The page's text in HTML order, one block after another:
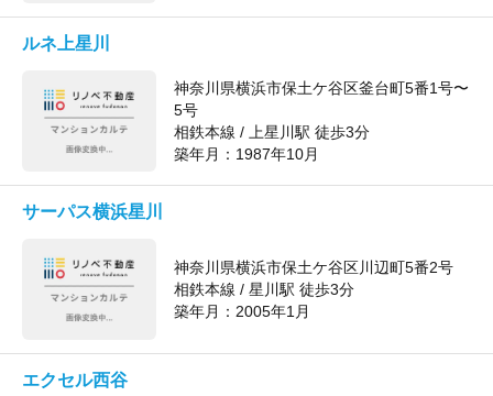
ルネ上星川
神奈川県横浜市保土ケ谷区釜台町5番1号〜
5号
相鉄本線 / 上星川駅 徒歩3分
築年月： 1987年10月
サーパス横浜星川
神奈川県横浜市保土ケ谷区川辺町5番2号
相鉄本線 / 星川駅 徒歩3分
築年月： 2005年1月
エクセル西谷